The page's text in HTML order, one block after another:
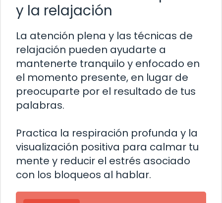
y la relajación
La atención plena y las técnicas de
relajación pueden ayudarte a
mantenerte tranquilo y enfocado en
el momento presente, en lugar de
preocuparte por el resultado de tus
palabras.
Practica la respiración profunda y la
visualización positiva para calmar tu
mente y reducir el estrés asociado
con los bloqueos al hablar.